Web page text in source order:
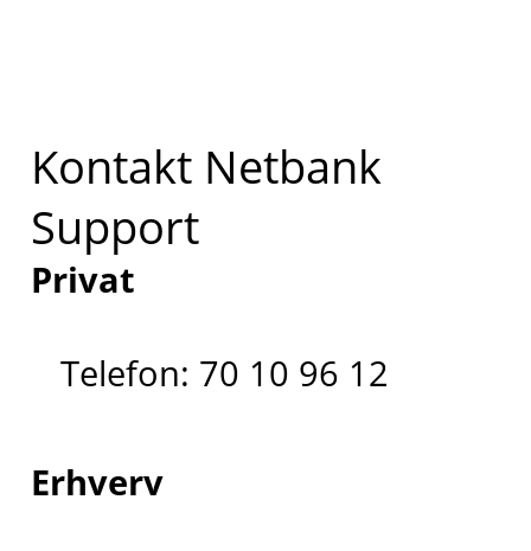
Kontakt Netbank
Support
Privat
Telefon: 70 10 96 12
Erhverv